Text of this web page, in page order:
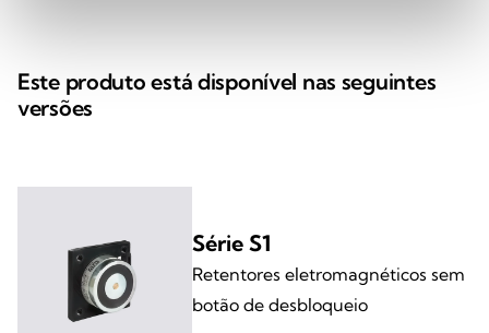
Este produto está disponível nas seguintes
versões
Série S1
Retentores eletromagnéticos sem
botão de desbloqueio